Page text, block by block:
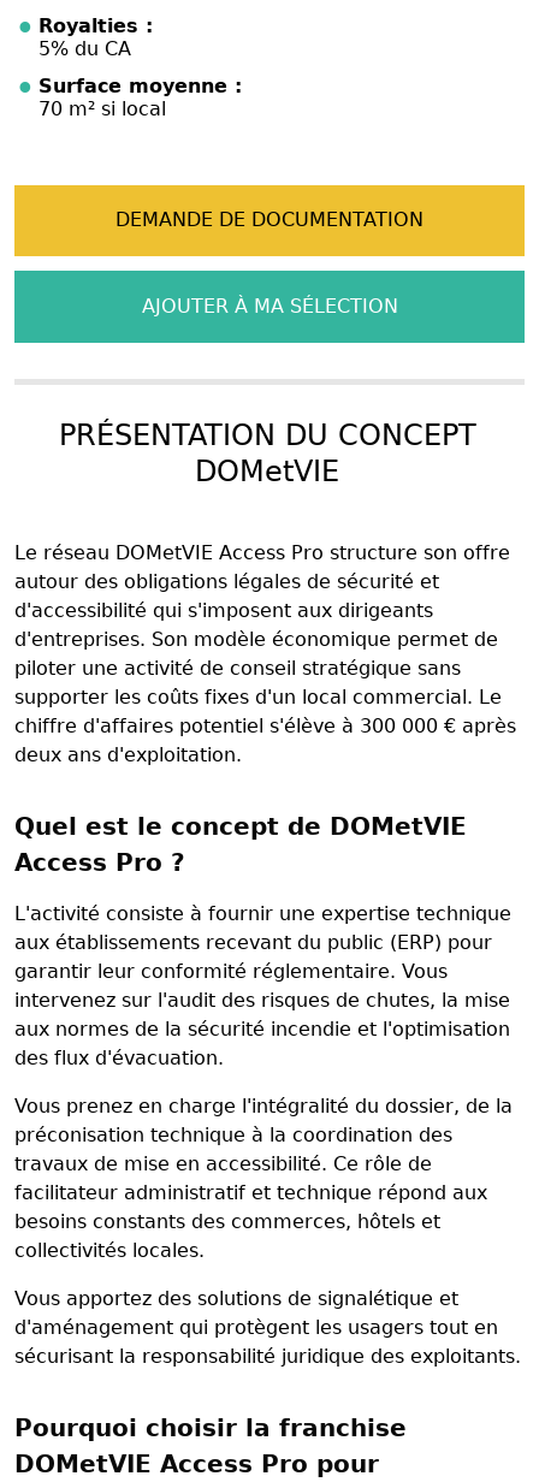
Royalties :
5% du CA
Surface moyenne :
70 m² si local
DEMANDE DE DOCUMENTATION
AJOUTER À MA SÉLECTION
PRÉSENTATION DU CONCEPT
DOMetVIE
Le réseau DOMetVIE Access Pro structure son offre
autour des obligations légales de sécurité et
d'accessibilité qui s'imposent aux dirigeants
d'entreprises. Son modèle économique permet de
piloter une activité de conseil stratégique sans
supporter les coûts fixes d'un local commercial. Le
chiffre d'affaires potentiel s'élève à 300 000 € après
deux ans d'exploitation.
Quel est le concept de DOMetVIE
Access Pro ?
L'activité consiste à fournir une expertise technique
aux établissements recevant du public (ERP) pour
garantir leur conformité réglementaire. Vous
intervenez sur l'audit des risques de chutes, la mise
aux normes de la sécurité incendie et l'optimisation
des flux d'évacuation.
Vous prenez en charge l'intégralité du dossier, de la
préconisation technique à la coordination des
travaux de mise en accessibilité. Ce rôle de
facilitateur administratif et technique répond aux
besoins constants des commerces, hôtels et
collectivités locales.
Vous apportez des solutions de signalétique et
d'aménagement qui protègent les usagers tout en
sécurisant la responsabilité juridique des exploitants.
Pourquoi choisir la franchise
DOMetVIE Access Pro pour